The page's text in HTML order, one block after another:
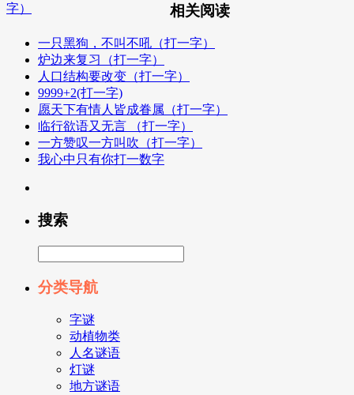
字）
相关阅读
一只黑狗，不叫不吼（打一字）
炉边来复习（打一字）
人口结构要改变（打一字）
9999+2(打一字)
愿天下有情人皆成眷属（打一字）
临行欲语又无言 （打一字）
一方赞叹一方叫吹（打一字）
我心中只有你打一数字
搜索
分类导航
字谜
动植物类
人名谜语
灯谜
地方谜语